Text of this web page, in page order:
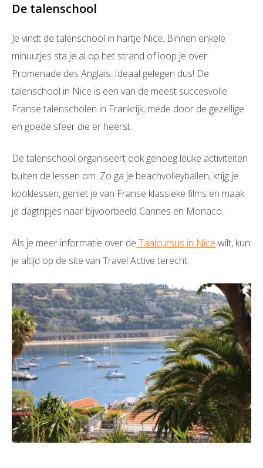
De talenschool
Je vindt de talenschool in hartje Nice. Binnen enkele
minuutjes sta je al op het strand of loop je over
Promenade des Anglais. Ideaal gelegen dus! De
talenschool in Nice is een van de meest succesvolle
Franse talenscholen in Frankrijk, mede door de gezellige
en goede sfeer die er heerst.
De talenschool organiseert ook genoeg leuke activiteiten
buiten de lessen om. Zo ga je beachvolleyballen, krijg je
kooklessen, geniet je van Franse klassieke films en maak
je dagtripjes naar bijvoorbeeld Cannes en Monaco.
Als je meer informatie over de Taalcursus in Nice wilt, kun
je altijd op de site van Travel Active terecht.